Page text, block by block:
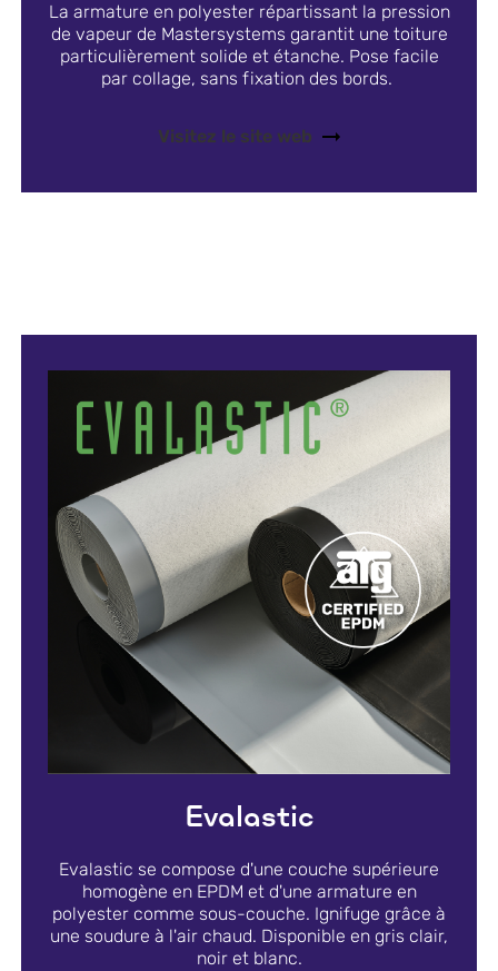
La armature en polyester répartissant la pression
de vapeur de Mastersystems garantit une toiture
particulièrement solide et étanche. Pose facile
par collage, sans fixation des bords.
Visitez le site web
Evalastic
Evalastic se compose d'une couche supérieure
homogène en EPDM et d'une armature en
polyester comme sous-couche. Ignifuge grâce à
une soudure à l'air chaud. Disponible en gris clair,
noir et blanc.